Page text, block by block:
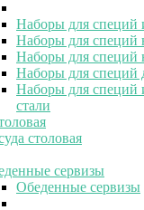
Наборы для специй
Наборы для специй
Наборы для специй
Наборы для специй
Наборы для специй
стали
столовая
сервизы
Обеденные сервизы